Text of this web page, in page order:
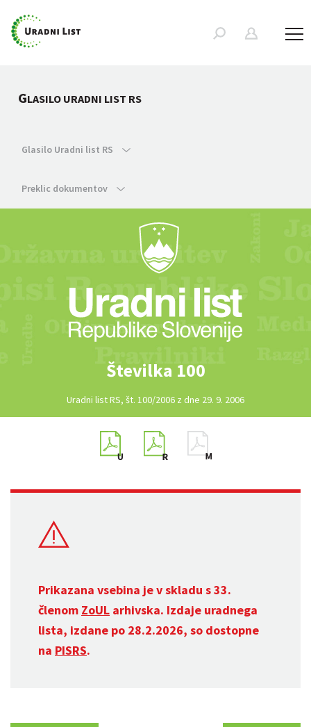
GLASILO URADNI LIST RS
Glasilo Uradni list RS
Preklic dokumentov
Številka 100
Uradni list RS, št. 100/2006 z dne 29. 9. 2006
Prikazana vsebina je v skladu s 33.
členom ZoUL arhivska. Izdaje uradnega
lista, izdane po 28.2.2026, so dostopne
na PISRS.